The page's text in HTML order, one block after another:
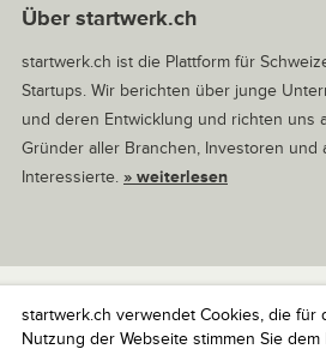
startwerk.ch verwendet Cookies, die
Nutzung der Webseite stimmen Sie
Über startwerk.ch
startwerk.ch ist die Plattform für
Startups. Wir berichten über junge
und deren Entwicklung und richten uns
Gründer aller Branchen, Investoren und
Interessierte. » weiterlesen
startwerk.ch ist die Plattform für